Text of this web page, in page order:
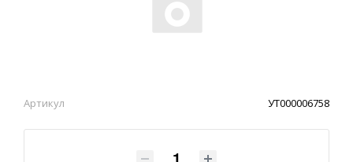
Артикул УТ000006758